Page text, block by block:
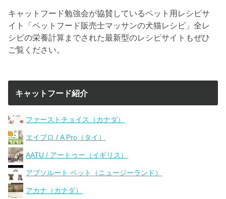
キャットフード勉強会が協賛しているペット用レシピサ
イト「ペットフード販売士マッサンの犬猫レシピ」全レ
シピの栄養計算までされた最新型のレシピサイトもぜひ
ご覧ください。
キャットフード紹介
ファーストチョイス（カナダ）
エイプロ / A Pro（タイ）
AATU / アートゥー（イギリス）
アブソルート ペット（ニュージーランド）
アカナ（カナダ）